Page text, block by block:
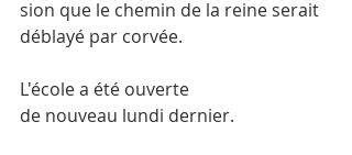
sion que le chemin de la reine serait
déblayé par corvée.
L'école a été ouverte
de nouveau lundi dernier.